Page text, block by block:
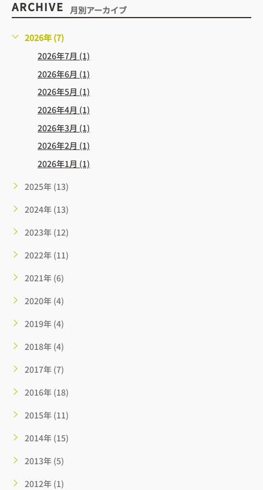
ARCHIVE 月別アーカイブ
2026年 (7)
2026年7月 (1)
2026年6月 (1)
2026年5月 (1)
2026年4月 (1)
2026年3月 (1)
2026年2月 (1)
2026年1月 (1)
2025年 (13)
2024年 (13)
2023年 (12)
2022年 (11)
2021年 (6)
2020年 (4)
2019年 (4)
2018年 (4)
2017年 (7)
2016年 (18)
2015年 (11)
2014年 (15)
2013年 (5)
2012年 (1)